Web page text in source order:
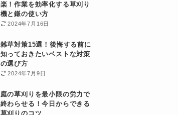
楽！作業を効率化する草刈り
機と鎌の使い方
2024年7月16日
雑草対策15選！後悔する前に
知っておきたいベストな対策
の選び方
2024年7月9日
庭の草刈りを最小限の労力で
終わらせる！今日からできる
草刈りのコツ